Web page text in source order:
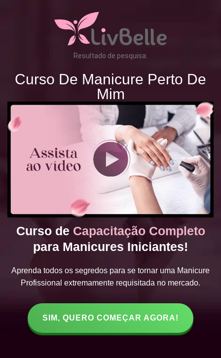
Resultado de pesquisa:
Curso De Manicure Perto De
Mim
Curso de Capacitação Completo
para Manicures Iniciantes!
Aprenda todos os segredos para se tornar uma Manicure
Profissional extremamente requisitada no mercado.
SIM, QUERO COMEÇAR AGORA!